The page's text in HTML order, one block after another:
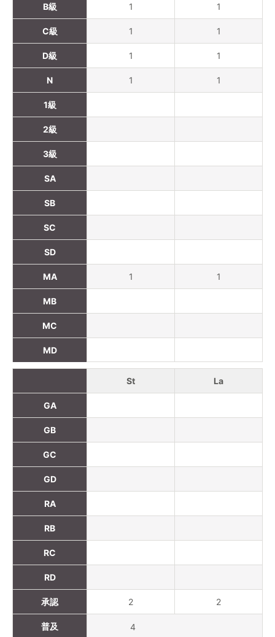
B級
C級
D級
N
1級
2級
3級
SA
SB
SC
SD
MA
MB
MC
MD
1
1
1
1
1
1
1
1
1
1
GA
GB
GC
GD
RA
RB
RC
RD
承認
普及
St
2
4
La
2